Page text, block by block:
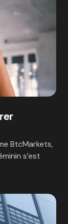
BtcMarkets,
s’est